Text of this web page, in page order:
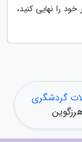
را نهایی کنید،
گردشگری